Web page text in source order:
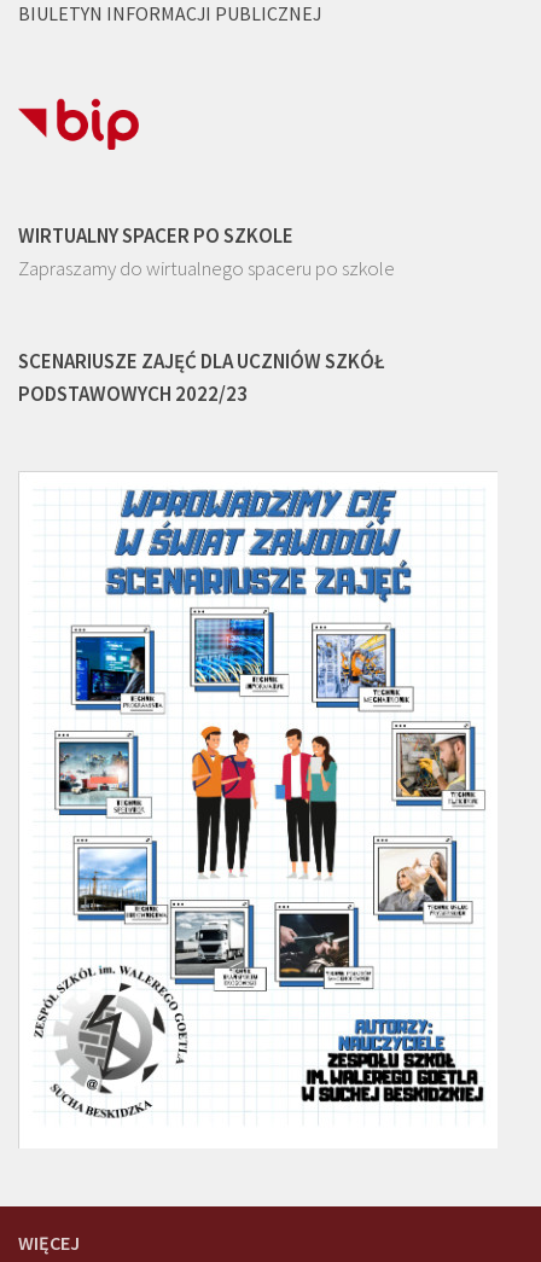
BIULETYN INFORMACJI PUBLICZNEJ
WIRTUALNY SPACER PO SZKOLE
Zapraszamy do wirtualnego spaceru po szkole
SCENARIUSZE ZAJĘĆ DLA UCZNIÓW SZKÓŁ
PODSTAWOWYCH 2022/23
WIĘCEJ